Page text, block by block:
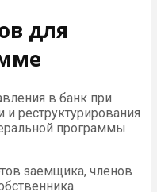
для
в банк при
реструктурирования
программы
заемщика, членов